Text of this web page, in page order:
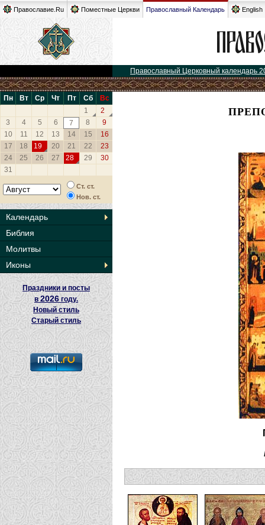
Православие.Ru Поместные Церкви Православный Календарь English
Православный Церковный календарь
Пн Вт Ср Чт Пт Сб
Вс
1
2
3
4 5 6 7 8
9
10
11 12 13 14 15
16
17
18 19 20 21 22
23
24
25 26 27 28 29
30
31
Ст. ст.
Нов. ст.
Календарь
Библия
Молитвы
Иконы
Праздники и посты
в2026 году.
Новый стиль
Старый стиль